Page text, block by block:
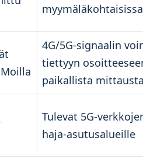
4G/5G-signaalin
tiettyyn
paikallista
Tulevat 5G-
haja-asutusalueille